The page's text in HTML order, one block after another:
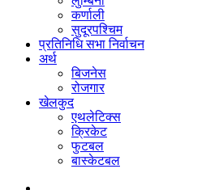
कर्णाली
सुदूरपश्चिम
प्रतिनिधि सभा निर्वाचन
अर्थ
बिजनेस
रोजगार
खेलकुद
एथलेटिक्स
क्रिकेट
फुटबल
बास्केटबल